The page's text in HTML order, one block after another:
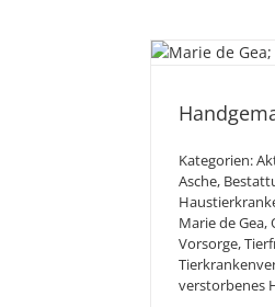
Kategorien:
Asche,
Marie de Gea,
Vorsorge,
verstorbenes